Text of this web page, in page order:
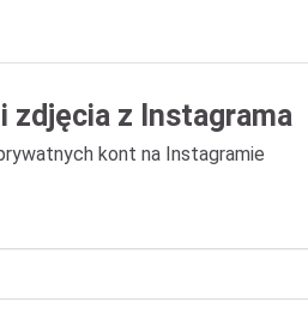
zdjęcia z Instagrama
kont na Instagramie